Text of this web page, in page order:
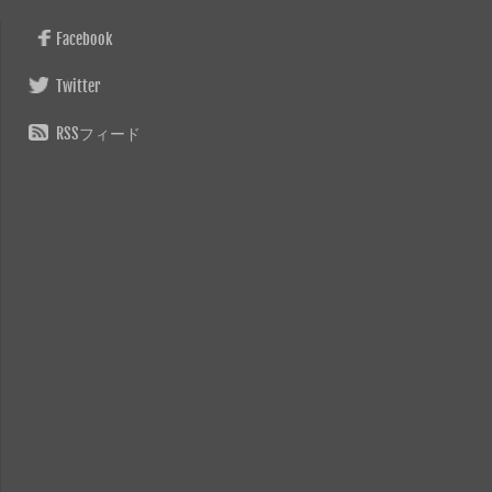
Facebook
Twitter
RSSフィード